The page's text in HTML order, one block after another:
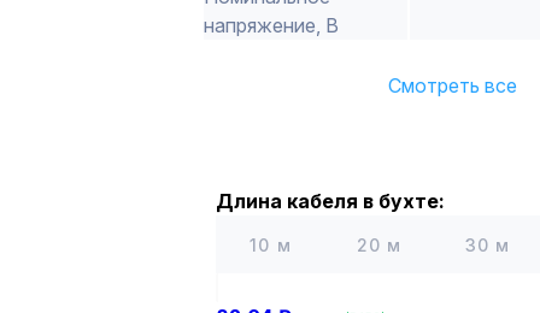
напряжение, В
Смотреть все
Длина кабеля в бухте:
10 м 20 м 30 м